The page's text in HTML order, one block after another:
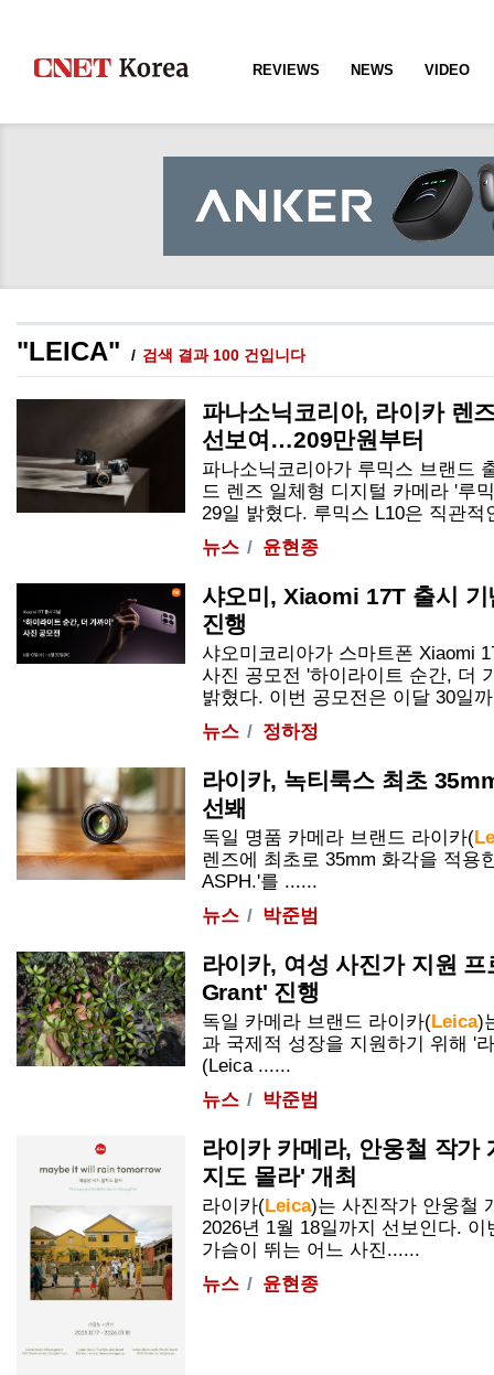
REVIEWS NEWS VIDEO
"LEICA" 검색 결과 100 건입니다
파나소닉코리아, 라이카 렌
선보여…209만원부터
파나소닉코리아가 루믹스 브랜드
드 렌즈 일체형 디지털 카메라 '루
29일 밝혔다. 루믹스 L10은 직관
뉴스
윤현종
샤오미, Xiaomi 17T 출시
진행
샤오미코리아가 스마트폰 Xiaomi
사진 공모전 '하이라이트 순간, 더
밝혔다. 이번 공모전은 이달 30일
뉴스
정하정
라이카, 녹티룩스 최초
선봬
독일 명품 카메라 브랜드 라이카(
렌즈에 최초로 35mm 화각을 적용
ASPH.'를 ......
뉴스
박준범
라이카, 여성 사진가 지원
Grant' 진행
독일 카메라 브랜드 라이카(Leica)
과 국제적 성장을 지원하기 위해 '
(Leica......
뉴스
박준범
라이카 카메라, 안웅철 작가
지도 몰라' 개최
라이카(Leica)는 사진작가 안웅철
2026년 1월 18일까지 선보인다.
가슴이 뛰는 어느 사진......
뉴스
윤현종